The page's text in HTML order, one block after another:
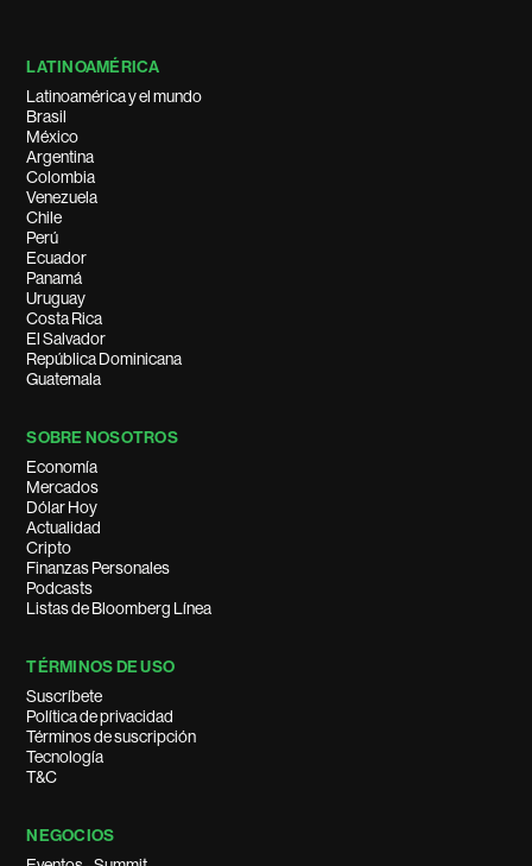
LATINOAMÉRICA
Latinoamérica y el mundo
Brasil
México
Argentina
Colombia
Venezuela
Chile
Perú
Ecuador
Panamá
Uruguay
Costa Rica
El Salvador
República Dominicana
Guatemala
SOBRE NOSOTROS
Economía
Mercados
Dólar Hoy
Actualidad
Cripto
Finanzas Personales
Podcasts
Listas de Bloomberg Línea
TÉRMINOS DE USO
Suscríbete
Política de privacidad
Términos de suscripción
Tecnología
T&C
NEGOCIOS